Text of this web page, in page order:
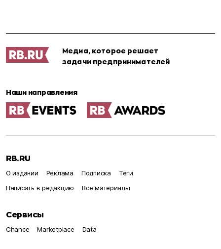
Медиа, которое решает
задачи предпринимателей
Наши направления
RB.RU
О издании Реклама Подписка
Теги
Написать в редакцию
Все материалы
Сервисы
Chance Marketplace Data